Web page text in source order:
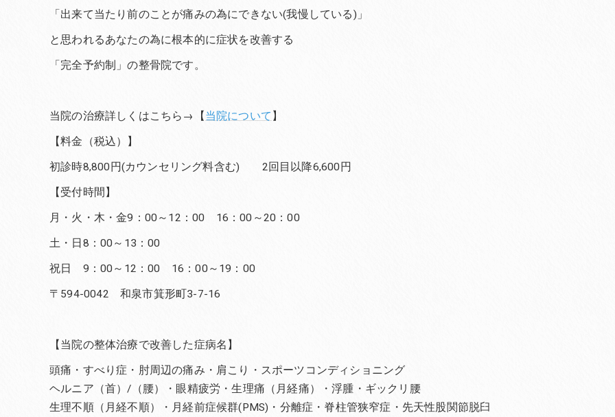
「出来て当たり前のことが痛みの為にできない(我慢している)」
と思われるあなたの為に根本的に症状を改善する
「完全予約制」の整骨院です。
当院の治療詳しくはこちら→【 当院について 】
【料金（税込）】
初診時8,800円(カウンセリング料含む) 2回目以降6,600円
【受付時間】
月・火・木・金9：00～12：00 16：00～20：00
土・日8：00～13：00
祝日 9：00～12：00 16：00～19：00
〒594-0042 和泉市箕形町3-7-16
【当院の整体治療で改善した症病名】
頭痛・すべり症・肘周辺の痛み・肩こり・スポーツコンディショニング
ヘルニア（首）/（腰）・眼精疲労・生理痛（月経痛）・浮腫・ギックリ腰
生理不順（月経不順）・月経前症候群(PMS)・分離症・脊柱管狭窄症・先天性股関節脱臼